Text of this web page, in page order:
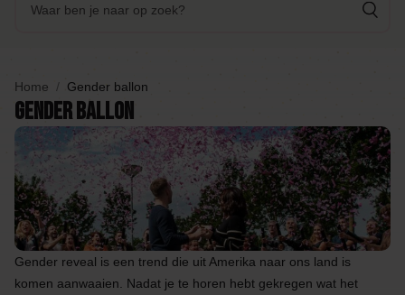
Home Gender ballon
Gender ballon
Gender reveal is een trend die uit Amerika naar ons land is
komen aanwaaien. Nadat je te horen hebt gekregen wat het